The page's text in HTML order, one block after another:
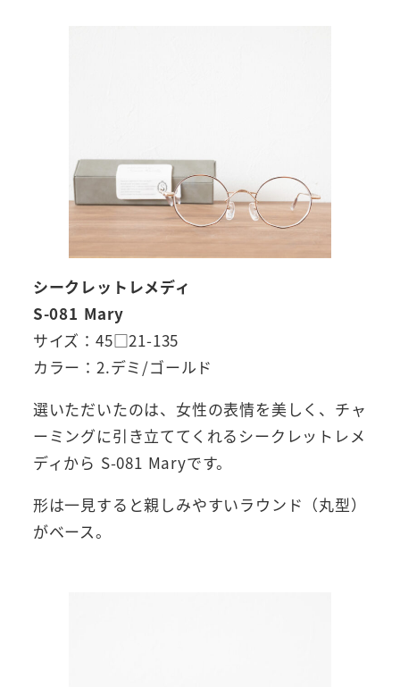
シークレットレメディ
S-081 Mary
サイズ：45□21-135
カラー：2.デミ/ゴールド
選いただいたのは、女性の表情を美しく、チャ
ーミングに引き立ててくれるシークレットレメ
ディから S-081 Maryです。
形は一見すると親しみやすいラウンド（丸型）
がベース。